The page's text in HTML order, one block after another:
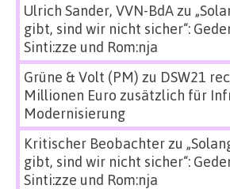
Ulrich Sander, VVN-BdAzu
gibt, sind wir nicht sicher“:
Sinti:zze und Rom:nja
Grüne & Volt (PM) zu DSW21
Millionen Euro zusätzlich für
Modernisierung
Kritischer Beobachterzu
gibt, sind wir nicht sicher“:
Sinti:zze und Rom:nja